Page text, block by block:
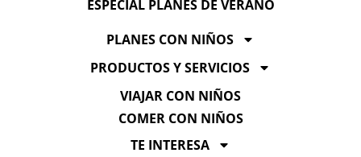
ESPECIAL PLANES DE VERANO
PLANES CON NIÑOS
PRODUCTOS Y SERVICIOS
VIAJAR CON NIÑOS
COMER CON NIÑOS
TE INTERESA